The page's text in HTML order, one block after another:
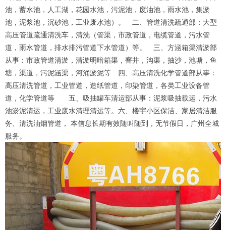
池，蓄水池，人工湖，花园水池，污泥池，废油池，雨水池，集淤
池，泥浆池，沉砂池，工业废水池）。 二、管道清洗疏通部：大型
高压管道疏通清洗车，清洗（管渠，市政管道，电缆管道，污水管
道，雨水管道，排水排污管道下水管道）等。 三、方涵箱渠清淤部
从事：市政管道清淤，清淤明暗箱渠，窨井，沟渠，抽沙，池塘，鱼
塘，渠道，污泥涵渠，河涌淤泥等 四、高压清洗化学管道部从事：
高压清洗管道，工业管道，造纸管道，印染管道，各类工业设备管
道，化学管道等 五、吸抽罐车清运部从事：泥浆吸抽载运，污水
池淤泥清运，工业废水清理清运等。六、楼宇小区保洁、家居清洁服
务、清洗油烟管道， 本信息长期有效随叫随到，无节假日，广州全城
服务。